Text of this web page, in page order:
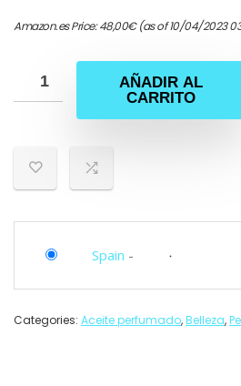
Amazon.es Price:48,00€(as of 10/04/2023
AÑADIR AL
CARRITO
Spain -
Categories: Aceite perfumado,Belleza,